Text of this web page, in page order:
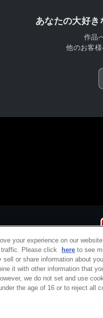
あなたの大好き
作品
他のお客
社概要特定商取引法に基づく表
コピーライト一覧バ
your experience on our
Please click
here to see
or share information about
it with other information that
we do not set and use
the age of 16 or to reject all